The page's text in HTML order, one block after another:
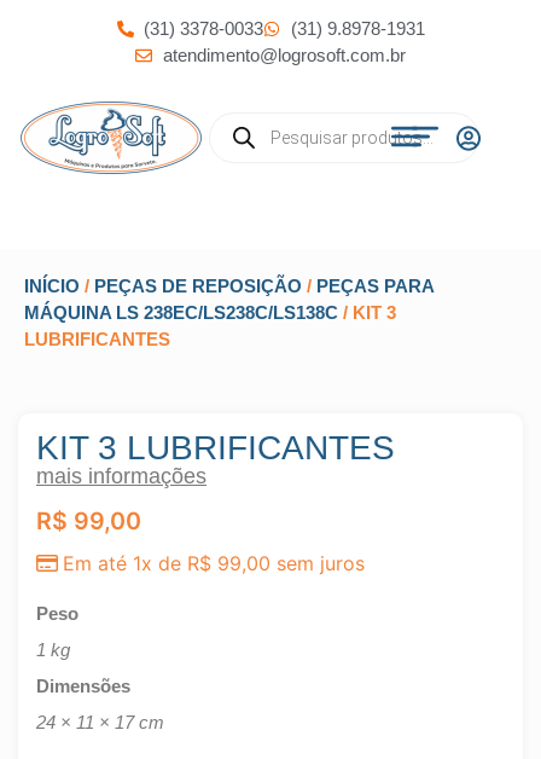
(31) 3378-0033
(31) 9.8978-1931
atendimento@logrosoft.com.br
INÍCIO / PEÇAS DE REPOSIÇÃO / PEÇAS PARA
MÁQUINA LS 238EC/LS238C/LS138C / KIT 3
LUBRIFICANTES
KIT 3 LUBRIFICANTES
mais informações
R$ 99,00
Em até 1x de R$ 99,00 sem juros
Peso
1 kg
Dimensões
24 × 11 × 17 cm